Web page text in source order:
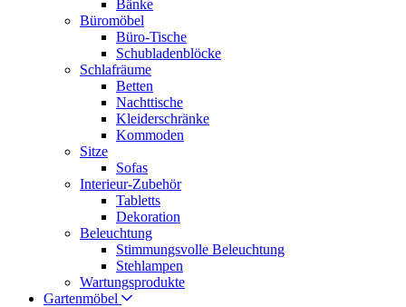
Bänke
Büromöbel
Büro-Tische
Schubladenblöcke
Schlafräume
Betten
Nachttische
Kleiderschränke
Kommoden
Sitze
Sofas
Interieur-Zubehör
Tabletts
Dekoration
Beleuchtung
Stimmungsvolle Beleuchtung
Stehlampen
Wartungsprodukte
Gartenmöbel